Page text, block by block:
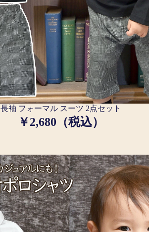
長袖 フォーマル スーツ 2点セット
￥2,680（税込）